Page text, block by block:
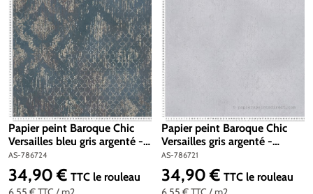
Papier peint Baroque Chic
Versailles bleu gris argenté -
Metropolitan Stories 4 Hot
Spots d'A.S. Création | Réf.
AS-786724
AS-786724
Prix régulier :
34,90 € TTC le rouleau
Papier peint Baroque Chic
Versailles gris argenté -
Metropolitan Stories 4 Hot
Spots d'A.S. Création | Réf.
AS-786721
AS-786721
Prix régulier :
34,90 € TTC le rouleau